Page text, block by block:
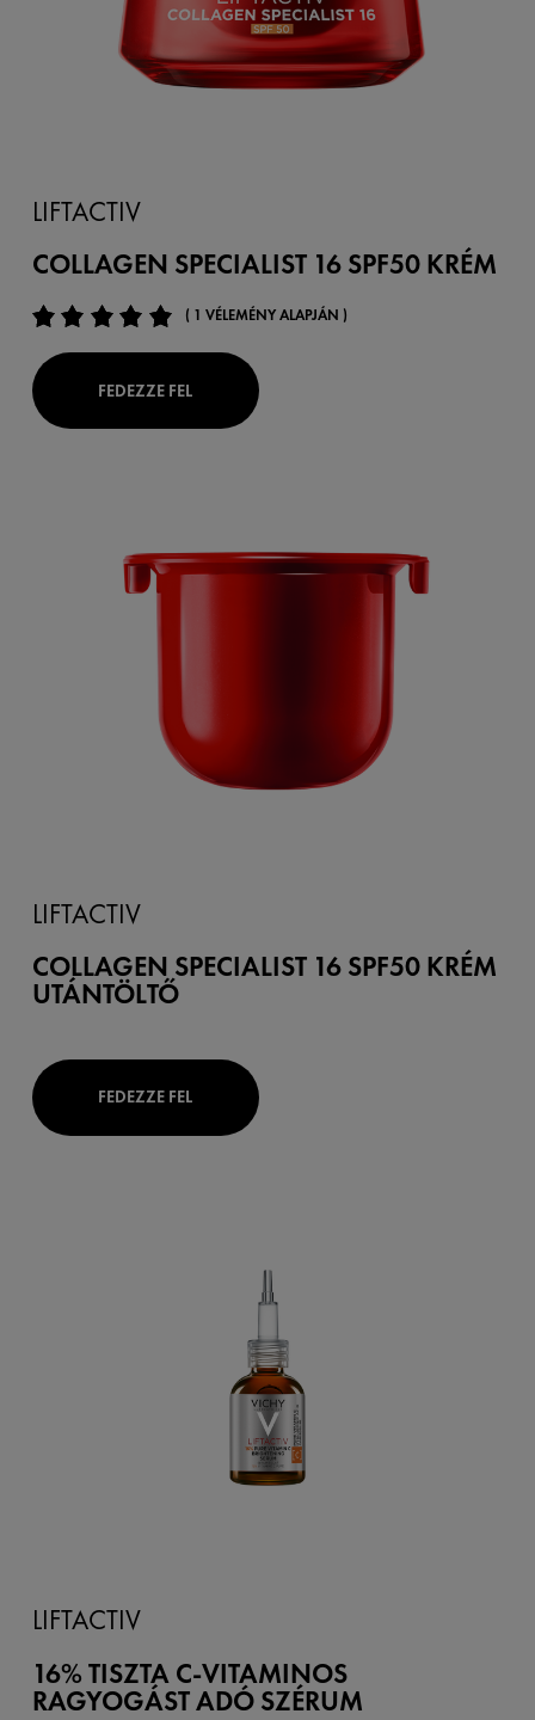
LIFTACTIV
COLLAGEN SPECIALIST 16 SPF50 KRÉM
( 1 VÉLEMÉNY ALAPJÁN )
FEDEZZE FEL
LIFTACTIV
COLLAGEN SPECIALIST 16 SPF50 KRÉM
UTÁNTÖLTŐ
FEDEZZE FEL
LIFTACTIV
16% TISZTA C-VITAMINOS
RAGYOGÁST ADÓ SZÉRUM